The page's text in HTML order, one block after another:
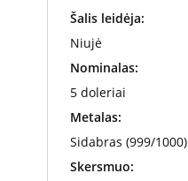
Šalis leidėja:
Niujė
Nominalas:
5 doleriai
Metalas:
Sidabras (999/1000)
Skersmuo: